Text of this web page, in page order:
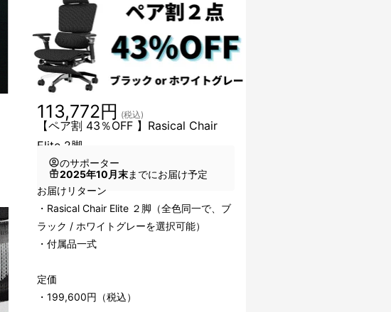
【ペア割 43％OFF 】Rasical Chair
Elite 2脚
113,772円 (税込)
のサポーター
2025年10月末までにお届け予定
お届けリターン
・Rasical Chair Elite ２脚（全色同一で、ブ
ラック / ホワイトグレーを選択可能）
・付属品一式
定価
・199,600円（税込）